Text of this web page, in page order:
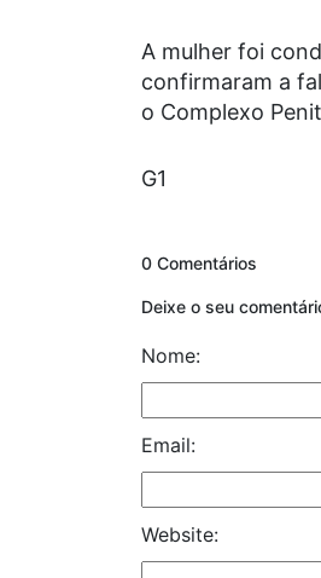
A mulher foi
confirmaram a
o Complexo
G1
0 Comentários
Deixe o seu
Nome:
Email:
Website: